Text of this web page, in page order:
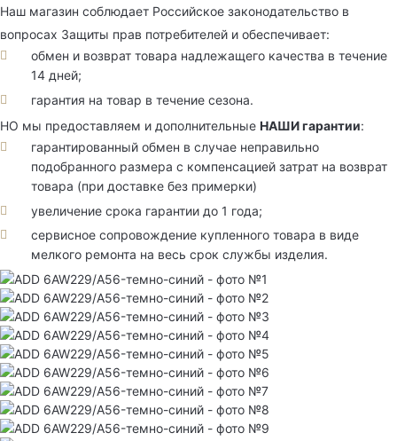
Наш магазин соблюдает Российское законодательство в
вопросах Защиты прав потребителей и обеспечивает:
обмен и возврат товара надлежащего качества в течение
14 дней;
гарантия на товар в течение сезона.
НО мы предоставляем и дополнительные НАШИ гарантии:
гарантированный обмен в случае неправильно
подобранного размера с компенсацией затрат на возврат
товара (при доставке без примерки)
увеличение срока гарантии до 1 года;
сервисное сопровождение купленного товара в виде
мелкого ремонта на весь срок службы изделия.